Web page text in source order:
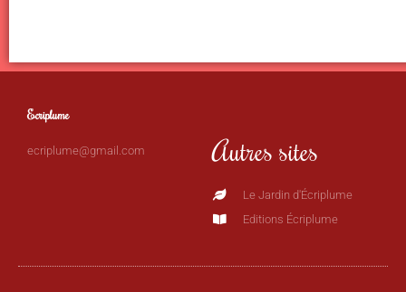
Ecriplume
ecriplume@gmail.com Autres sites
Le Jardin d'Écriplume
Editions Écriplume